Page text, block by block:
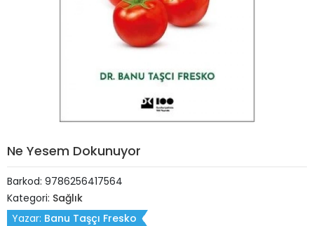
Ne Yesem Dokunuyor
Barkod: 9786256417564
Kategori: Sağlık
Yazar: Banu Taşçı Fresko